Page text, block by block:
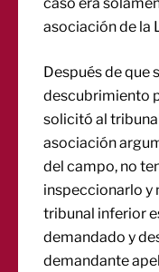
asociación de la
Después de que
descubrimiento
solicitó al
asociación
del campo, no
inspeccionarlo y
tribunal inferior
demandado y
demandante